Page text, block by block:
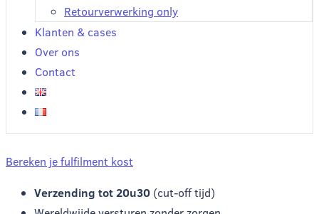
Retourverwerking only
Klanten & cases
Over ons
Contact
Bereken je fulfilment kost
Verzending tot 20u30 (cut-off tijd)